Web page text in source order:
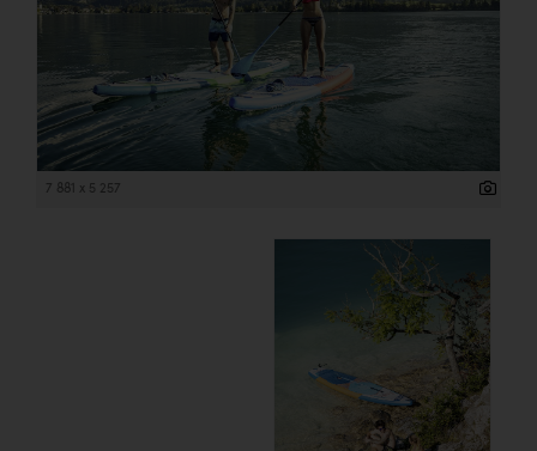
7 881 x 5 257